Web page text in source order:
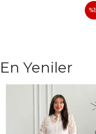
%
En Yeniler